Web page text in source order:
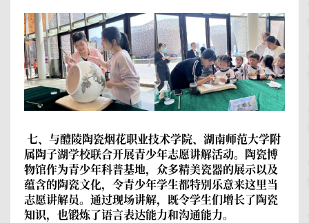
七、与醴陵陶瓷烟花职业技术学院、湖南师范大学附
属陶子湖学校联合开展青少年志愿讲解活动。 陶瓷博
物馆作为青少年科普基地，众多精美瓷器的展示以及
蕴含的陶瓷文化，令青少年学生都特别乐意来这里当
志愿讲解员。通过现场讲解，既令学生们增长了陶瓷
知识，也锻炼了语言表达能力和沟通能力。